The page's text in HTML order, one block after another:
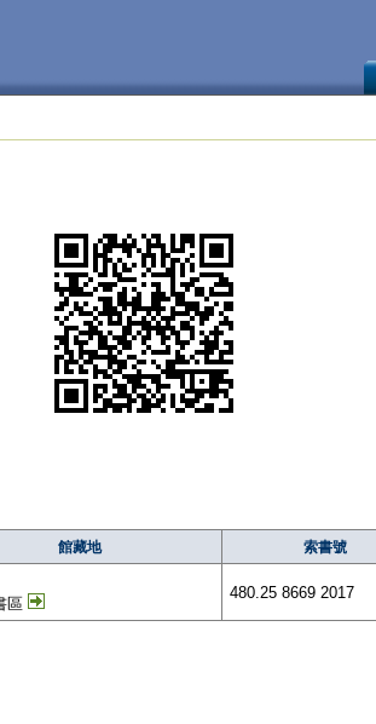
館藏地 索書號
區
480.25 8669 2017